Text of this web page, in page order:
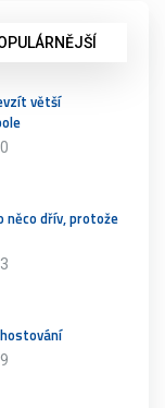
větší
něco dřív, protože